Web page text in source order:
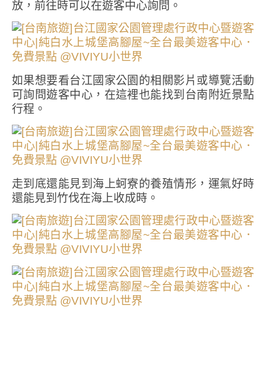
放，前往時可以在遊客中心詢問。
如果想要看台江國家公園的相關影片或導覽活動
可詢問遊客中心，在這裡也能找到台南附近景點
行程。
走到底還能見到海上蚵寮的養殖情形，運氣好時
還能見到竹伐在海上收成時。